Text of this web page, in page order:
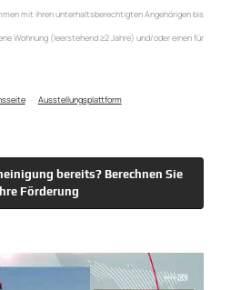
mit ihren unterhaltsberechtigten Angehörigen bis
Wohnung (leerstehend ≥2 Jahre) und/oder einen für
· Ausstellungsplattform
bereits? Berechnen Sie
Förderung